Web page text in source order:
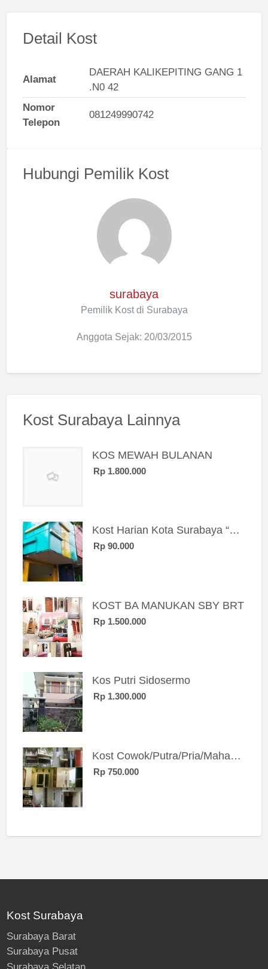
Detail Kost
Alamat
DAERAH KALIKEPITING GANG 1
.N0 42
Nomor
Telepon
081249990742
Hubungi Pemilik Kost
surabaya
Pemilik Kost di Surabaya
Anggota Sejak: 20/03/2015
Kost Surabaya Lainnya
KOS MEWAH BULANAN
Rp 1.800.000
Kost Harian Kota Surabaya “Sierra Kost”
Rp 90.000
KOST BA MANUKAN SBY BRT
Rp 1.500.000
Kos Putri Sidosermo
Rp 1.300.000
Kost Cowok/Putra/Pria/Mahasiswa/Karyawan SIngle eksklusif bangunan baru
Rp 750.000
Kost Surabaya
Surabaya Barat
Surabaya Pusat